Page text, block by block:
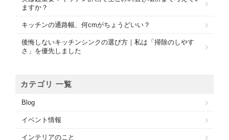
ますか？
キッチンの通路幅、何cmがちょうどいい？
後悔しないキッチンシンクの選び方｜私は「掃除のしやす
さ」を優先しました
カテゴリ 一覧
Blog
イベント情報
インテリアのこと